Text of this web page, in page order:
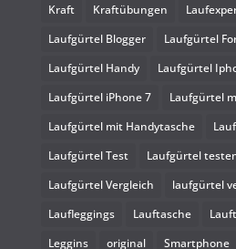
Kraft
Kraftübungen
Laufgürtel Blogger
Laufgürtel
Laufgürtel Handy
Laufgürtel
Laufgürtel iPhone 7
Laufgürtel
Laufgürtel mit Handytasche
Laufgürtel Test
Laufgürtel
Laufgürtel Vergleich
laufgürtel
Laufleggings
Lauftasche
Leggins
original
Smartphone